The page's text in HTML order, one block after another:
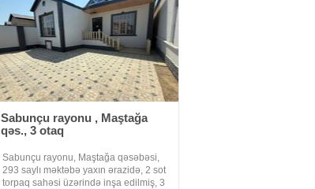
Sabunçu rayonu , Maştağa
qəs., 3 otaq
Sabunçu rayonu, Maştağa qəsəbəsi,
293 saylı məktəbə yaxın ərazidə, 2 sot
torpaq sahəsi üzərində inşa edilmiş, 3